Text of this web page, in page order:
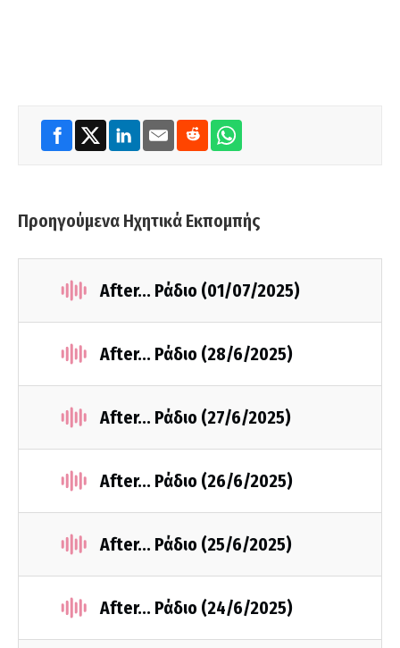
Προηγούμενα Ηχητικά Εκπομπής
After... Ράδιο (01/07/2025)
After... Ράδιο (28/6/2025)
After... Ράδιο (27/6/2025)
After... Ράδιο (26/6/2025)
After... Ράδιο (25/6/2025)
After... Ράδιο (24/6/2025)